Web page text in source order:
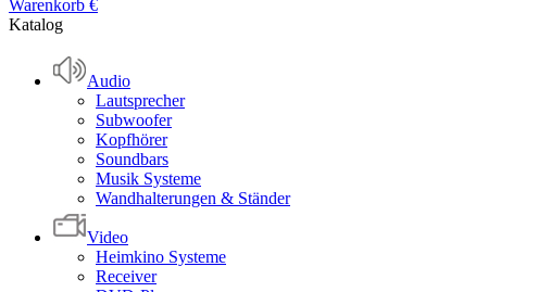
Warenkorb €
Katalog
Audio
Lautsprecher
Subwoofer
Kopfhörer
Soundbars
Musik Systeme
Wandhalterungen & Ständer
Video
Heimkino Systeme
Receiver